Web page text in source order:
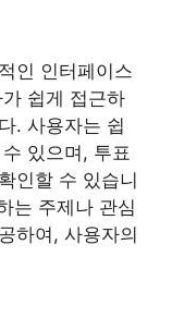
인 인터페이스
쉽게 접근하
. 사용자는 쉽
있으며, 투표
인할 수 있습니
는 주제나 관심
하여, 사용자의